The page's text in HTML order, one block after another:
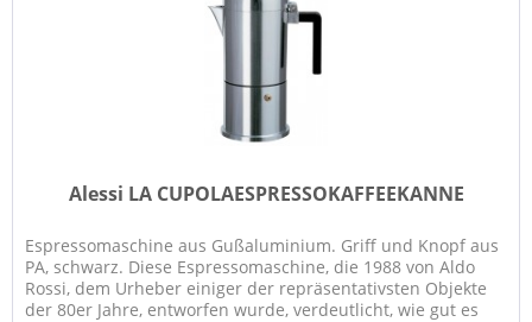
Alessi LA CUPOLAESPRESSOKAFFEEKANNE
Espressomaschine aus Gußaluminium. Griff und Knopf aus
PA, schwarz. Diese Espressomaschine, die 1988 von Aldo
Rossi, dem Urheber einiger der repräsentativsten Objekte
der 80er Jahre, entworfen wurde, verdeutlicht, wie gut es